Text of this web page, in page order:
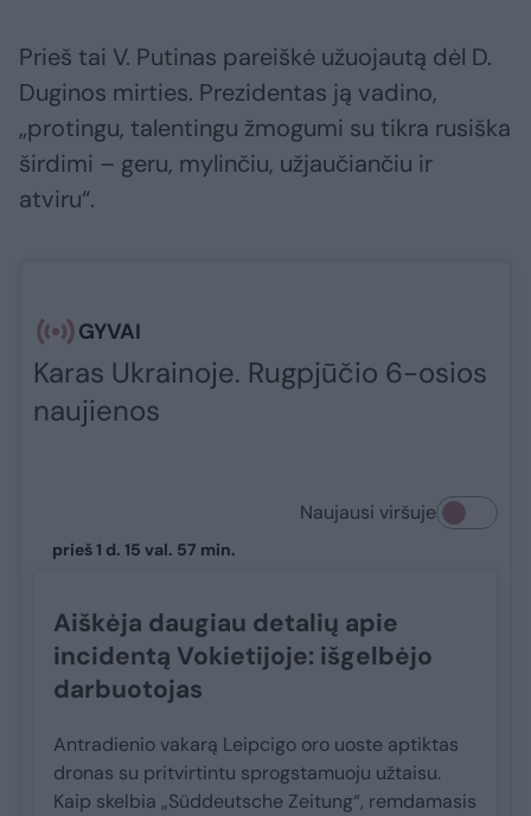
Prieš tai V. Putinas pareiškė užuojautą dėl D.
Duginos mirties. Prezidentas ją vadino,
„protingu, talentingu žmogumi su tikra rusiška
širdimi – geru, mylinčiu, užjaučiančiu ir
atviru“.
GYVAI
Karas Ukrainoje. Rugpjūčio 6-osios
naujienos
Naujausi viršuje
prieš 1 d. 15 val. 57 min.
Aiškėja daugiau detalių apie
incidentą Vokietijoje: išgelbėjo
darbuotojas
Antradienio vakarą Leipcigo oro uoste aptiktas
dronas su pritvirtintu sprogstamuoju užtaisu.
Kaip skelbia „Süddeutsche Zeitung“, remdamasis